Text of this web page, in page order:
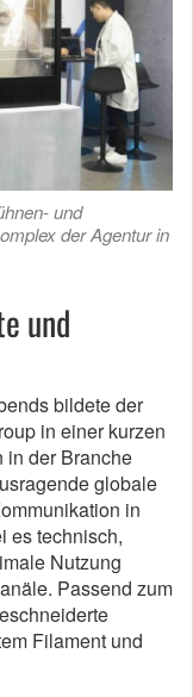
und
der Agentur in
und
bildete der
in einer kurzen
in der Branche
globale
in
es technisch,
Nutzung
Passend zum
Filament und